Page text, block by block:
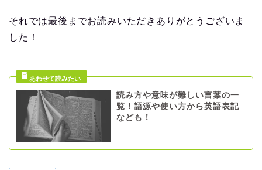
それでは最後までお読みいただきありがとうございま
した！
読み方や意味が難しい言葉の一
覧！語源や使い方から英語表記
なども！